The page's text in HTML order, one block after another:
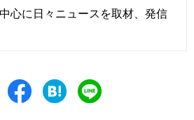
心に日々ニュースを取材、発信